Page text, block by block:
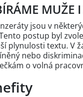
MUŽE
jsou v
postup byl
plynulosti textu. V
nebo
o volná